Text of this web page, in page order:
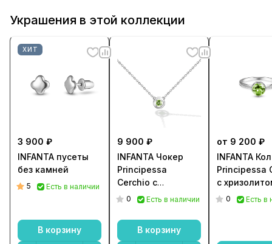
Украшения в этой коллекции
ХИТ
3 900 ₽
INFANTA пусеты
без камней
5 Есть в наличии
В корзину
9 900 ₽
INFANTA Чокер
Principessa
Cerchio с
хризолитом в
0 Есть в наличии
В корзину
от 9 200 ₽
INFANTA
Principessa
с
0 Есть в